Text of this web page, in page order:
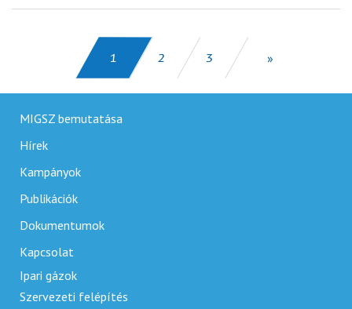
1
(current)
2 3 »
MIGSZ bemutatása
Hírek
Kampányok
Publikációk
Dokumentumok
Kapcsolat
Ipari gázok
Szervezeti felépítés